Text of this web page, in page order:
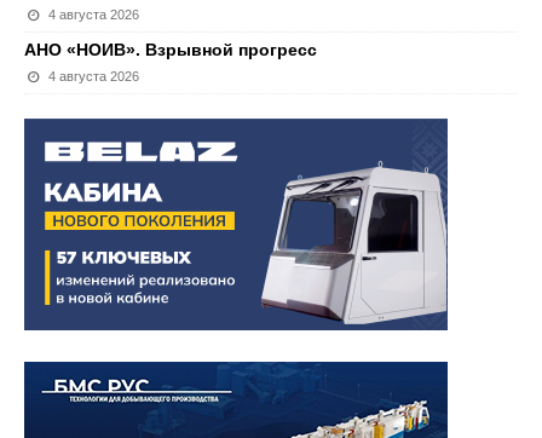
4 августа 2026
АНО «НОИВ». Взрывной прогресс
4 августа 2026